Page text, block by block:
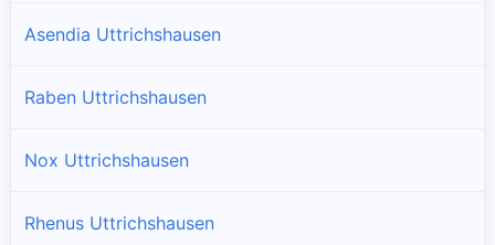
Asendia Uttrichshausen
Raben Uttrichshausen
Nox Uttrichshausen
Rhenus Uttrichshausen